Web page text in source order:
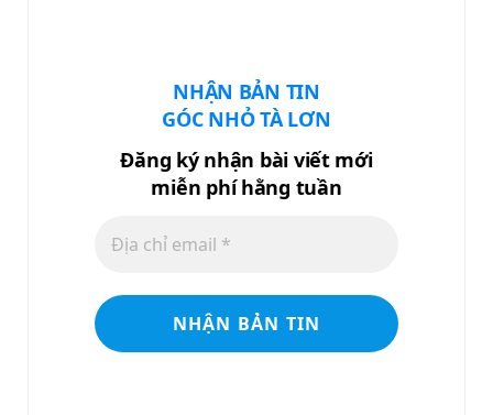
NHẬN BẢN TIN
GÓC NHỎ TÀ LƠN
Đăng ký nhận bài viết mới
miễn phí hằng tuần